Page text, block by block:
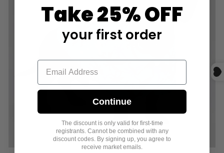
ALL BOY DOG OUTFITS
Take 25% OFF
your first order
Continue
The discount is only valid for first-time
registrants. Cannot be combined with any
discount codes. By signing up, you agree to
receive market emails.